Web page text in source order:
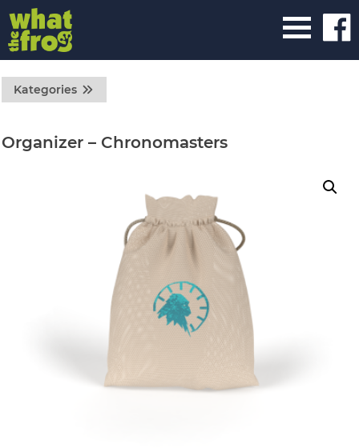
Kategories
Organizer – Chronomasters